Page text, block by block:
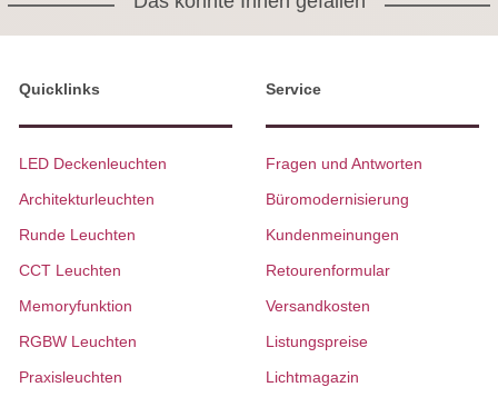
Quicklinks
LED Deckenleuchten
Architekturleuchten
Runde Leuchten
CCT Leuchten
Memoryfunktion
RGBW Leuchten
Praxisleuchten
Service
Fragen und Antworten
Büromodernisierung
Kundenmeinungen
Retourenformular
Versandkosten
Listungspreise
Lichtmagazin